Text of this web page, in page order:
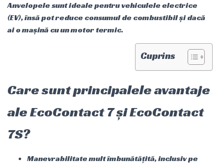
Anvelopele sunt ideale pentru vehiculele electrice
(EV), însă pot reduce consumul de combustibil și dacă
ai o mașină cu un motor termic.
Cuprins
Care sunt principalele avantaje
ale EcoContact 7 și EcoContact
7S?
Manevrabilitate mult îmbunătățită, inclusiv pe